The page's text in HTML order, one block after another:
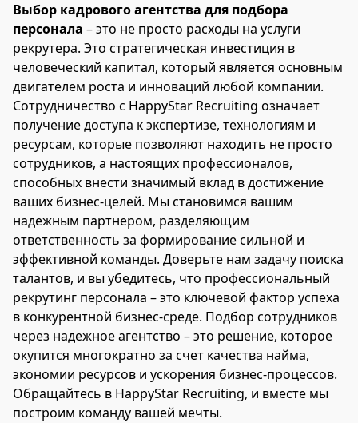
Выбор кадрового агентства для подбора
персонала – это не просто расходы на услуги
рекрутера. Это стратегическая инвестиция в
человеческий капитал, который является основным
двигателем роста и инноваций любой компании.
Сотрудничество с HappyStar Recruiting означает
получение доступа к экспертизе, технологиям и
ресурсам, которые позволяют находить не просто
сотрудников, а настоящих профессионалов,
способных внести значимый вклад в достижение
ваших бизнес-целей. Мы становимся вашим
надежным партнером, разделяющим
ответственность за формирование сильной и
эффективной команды. Доверьте нам задачу поиска
талантов, и вы убедитесь, что профессиональный
рекрутинг персонала – это ключевой фактор успеха
в конкурентной бизнес-среде. Подбор сотрудников
через надежное агентство – это решение, которое
окупится многократно за счет качества найма,
экономии ресурсов и ускорения бизнес-процессов.
Обращайтесь в HappyStar Recruiting, и вместе мы
построим команду вашей мечты.